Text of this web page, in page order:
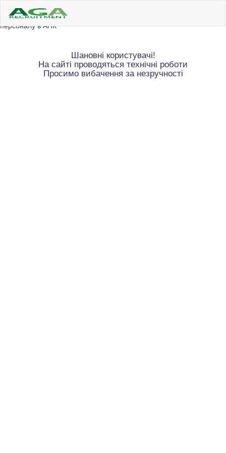
з пошуку і вибору
персоналу в АПК
Шановні користувачі!
На сайті проводяться технічні роботи
Просимо вибачення за незручності